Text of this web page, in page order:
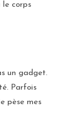
le corps
un gadget.
Parfois
pèse mes